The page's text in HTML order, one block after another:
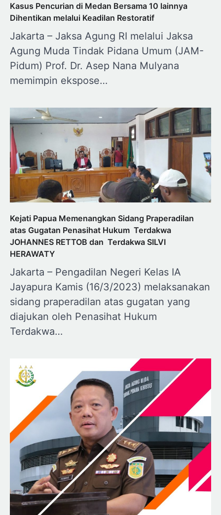
Kasus Pencurian di Medan Bersama 10 lainnya
Dihentikan melalui Keadilan Restoratif
Jakarta – Jaksa Agung RI melalui Jaksa
Agung Muda Tindak Pidana Umum (JAM-
Pidum) Prof. Dr. Asep Nana Mulyana
memimpin ekspose…
Kejati Papua Memenangkan Sidang Praperadilan
atas Gugatan Penasihat Hukum Terdakwa
JOHANNES RETTOB dan Terdakwa SILVI
HERAWATY
Jakarta – Pengadilan Negeri Kelas IA
Jayapura Kamis (16/3/2023) melaksanakan
sidang praperadilan atas gugatan yang
diajukan oleh Penasihat Hukum
Terdakwa…